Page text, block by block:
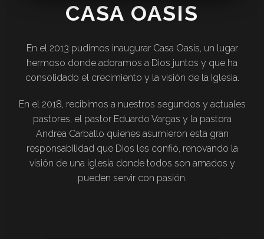
CASA OASIS
En el 2013 pudimos inaugurar Casa Oasis, un lugar
hermoso donde adoramos a Dios juntos y que ha
consolidado el crecimiento y la visión de la Iglesia.
En el 2018, recibimos a nuestros segundos y actuales
pastores, el pastor Eduardo Vargas y la pastora
Andrea Carballo quienes asumieron esta gran
responsabilidad que Dios les confió, renovando la
visión de una iglesia donde todos son amados y
pueden servir con pasión.